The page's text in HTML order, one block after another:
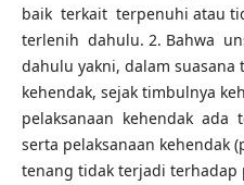
baik terkait terpenuhi atau
terlenih dahulu. 2. Bahwa
dahulu yakni, dalam
kehendak, sejak timbulnya
pelaksanaan kehendak ada
serta pelaksanaan kehendak
tenang tidak terjadi terhadap